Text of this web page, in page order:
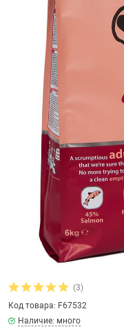
аксессуары
(3)
Код товара: F67532
Наличие: много